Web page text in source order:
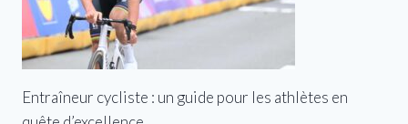
Entraîneur cycliste : un guide pour les athlètes en